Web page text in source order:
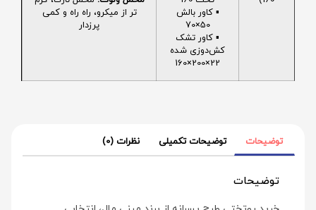
▪️ کاور بالش
50×70
▪️ کاور تشک
کش‌دوزی شده
22×200×160
تر از میکرو، راه راه و کمی
پرزدار
توضیحات توضیحات تکمیلی نظرات (0)
توضیحات